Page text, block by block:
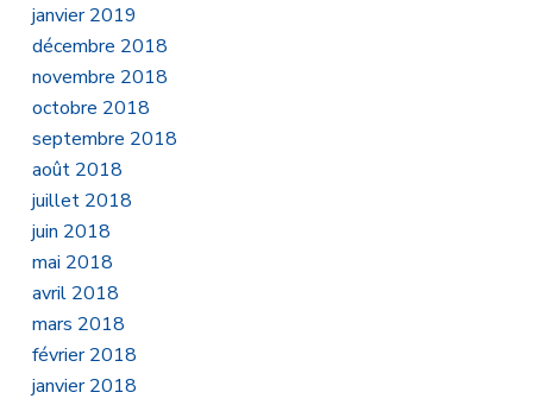
janvier 2019
décembre 2018
novembre 2018
octobre 2018
septembre 2018
août 2018
juillet 2018
juin 2018
mai 2018
avril 2018
mars 2018
février 2018
janvier 2018